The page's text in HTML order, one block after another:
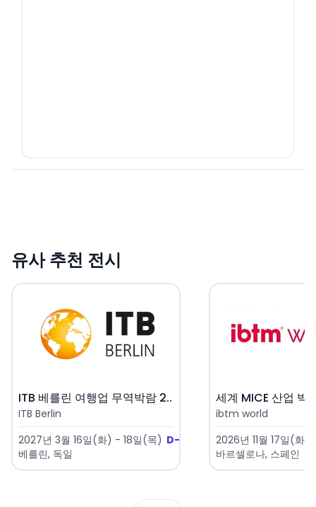
유사 추천 전시
ITB 베를린 여행업 무역박람 2..
ITB Berlin
2027년 3월 16일(화) - 18일(목) D-220
베를린, 독일
세계 MICE 산업 박
ibtm world
2026년 11월 17일(화
바르셀로나, 스페인